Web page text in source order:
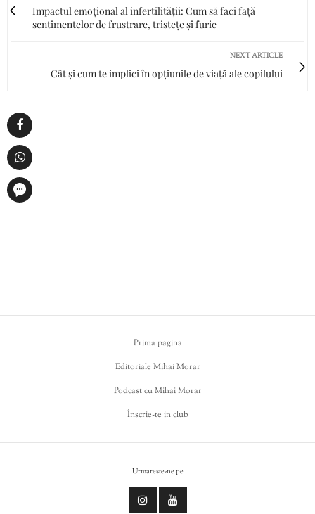
Impactul emoțional al infertilității: Cum să faci față
sentimentelor de frustrare, tristețe și furie
NEXT ARTICLE
Cât și cum te implici în opțiunile de viață ale copilului
Prima pagina
Editoriale Mihai Morar
Podcast cu Mihai Morar
Înscrie-te in club
Urmareste-ne pe